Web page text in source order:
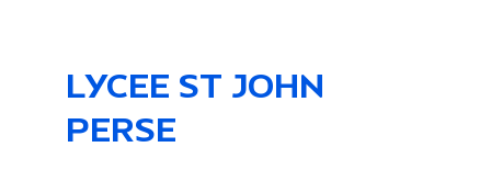
LYCEE ST JOHN
PERSE